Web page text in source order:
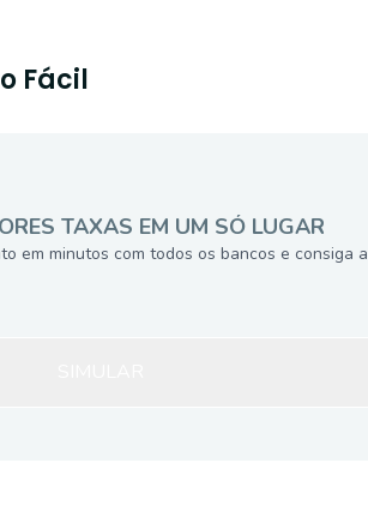
Fácil
TAXAS EM UM SÓ LUGAR
em minutos com todos os bancos e consiga a